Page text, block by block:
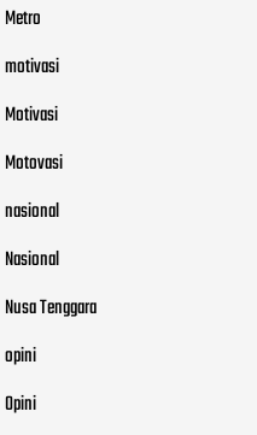
Metro
motivasi
Motivasi
Motovasi
nasional
Nasional
Nusa Tenggara
opini
Opini